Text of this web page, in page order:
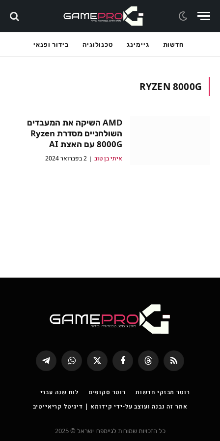
חדשות גיימינג טכנולוגיה בידור ופנאי
RYZEN 8000G
AMD השיקה את המעבדים
השולחניים מסדרת Ryzen
8000G עם האצת AI
איתי בן טוב 2 בפברואר 2024
RSS
Threads פייסבוק
X
(טוויטר)
WhatsApp
Telegram
רוטר מבזקי חדשות רוטר סקופים
לוח שנה עברי
אתר זה נבנה ועוצב על-ידי קידומא | דיגיטל קריאייטיב
כל הזכויות שמורות לגיימפרו ישראל © 2025